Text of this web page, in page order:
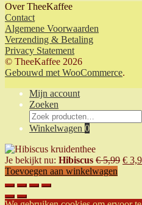
Over TheeKaffee
Contact
Algemene Voorwaarden
Verzending & Betaling
Privacy Statement
© TheeKaffee 2026
Gebouwd met WooCommerce.
Mijn account
Zoeken
Zoeken
naar:
Winkelwagen 0
Je bekijkt nu: Hibiscus €5,99 €
Toevoegen aan winkelwagen